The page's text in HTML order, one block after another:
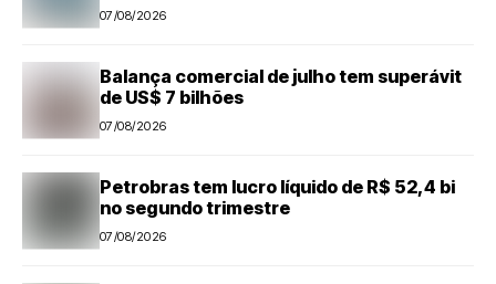
07/08/2026
Balança comercial de julho tem superávit
de US$ 7 bilhões
07/08/2026
Petrobras tem lucro líquido de R$ 52,4 bi
no segundo trimestre
07/08/2026